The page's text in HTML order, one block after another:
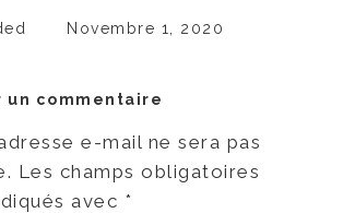
Novembre 1, 2020
un commentaire
e-mail ne sera pas
Les champs obligatoires
avec *